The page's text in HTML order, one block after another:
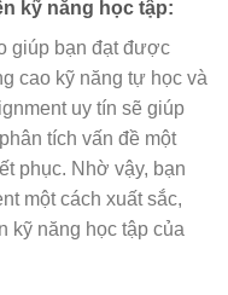
kỹ năng học tập:
giúp bạn đạt được
cao kỹ năng tự học và
uy tín sẽ giúp
tích vấn đề một
phục. Nhờ vậy, bạn
một cách xuất sắc,
kỹ năng học tập của